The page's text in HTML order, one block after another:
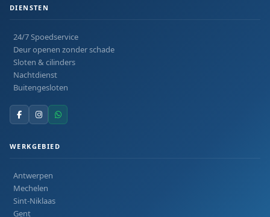
DIENSTEN
24/7 Spoedservice
Deur openen zonder schade
Sloten & cilinders
Nachtdienst
Buitengesloten
WERKGEBIED
Antwerpen
Mechelen
Sint-Niklaas
Gent